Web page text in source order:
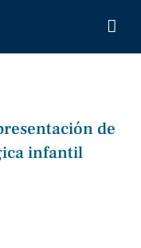
de
infantil